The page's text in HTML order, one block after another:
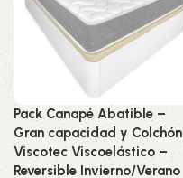
Pack Canapé Abatible –
Gran capacidad y Colchón
Viscotec Viscoelástico –
Reversible Invierno/Verano